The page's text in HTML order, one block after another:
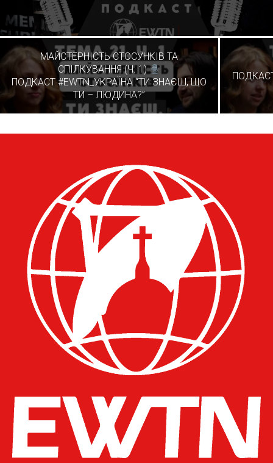
МАЙСТЕРНІСТЬ СТОСУНКІВ ТА
СПІЛКУВАННЯ (Ч. 1)
ПОДКАСТ #EWTN_УКРАЇНА “ТИ ЗНАЄШ, ЩО
ТИ – ЛЮДИНА?”